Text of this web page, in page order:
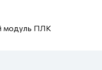
модуль ПЛК